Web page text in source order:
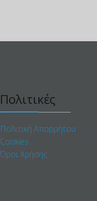
Πολιτικές
Πολιτική Απορρήτου
Cookies
Όροι Χρήσης